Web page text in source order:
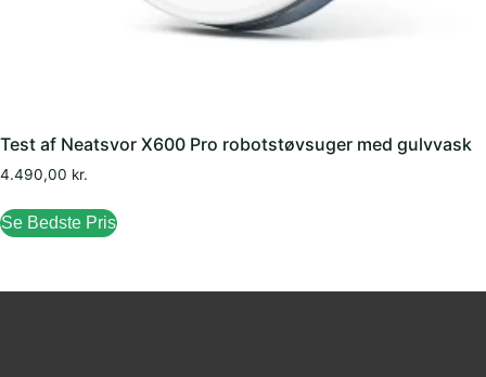
Test af Neatsvor X600 Pro robotstøvsuger med gulvvask
4.490,00 kr.
Se Bedste Pris